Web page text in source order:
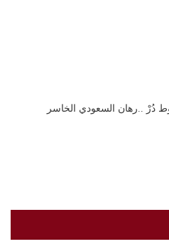
دُرْ ..رهان السعودي الخاسر